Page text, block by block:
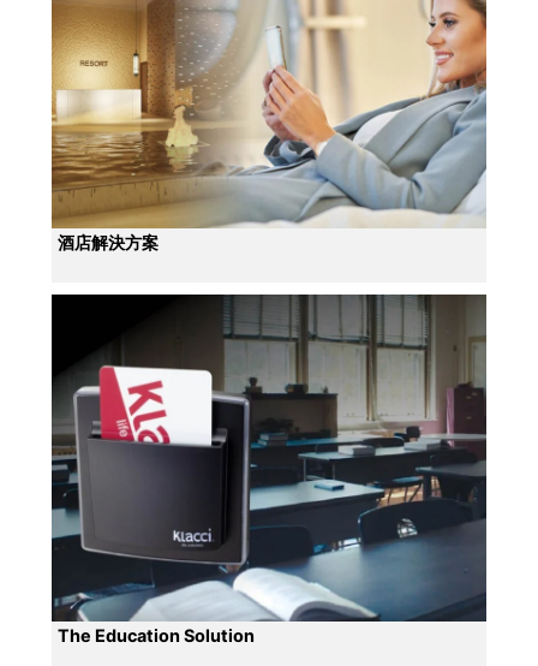
酒店解決方案
The Education Solution